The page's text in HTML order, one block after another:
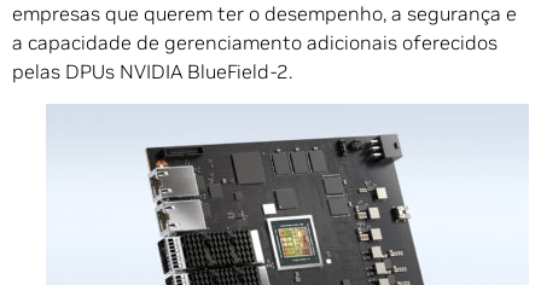
empresas que querem ter o desempenho, a segurança e
a capacidade de gerenciamento adicionais oferecidos
pelas DPUs NVIDIA BlueField-2.